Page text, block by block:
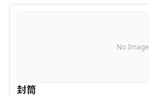
No Image
封筒